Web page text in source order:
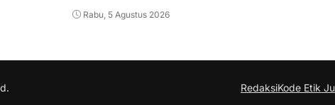
Rabu, 5 Agustus 2026
RedaksiKode Etik